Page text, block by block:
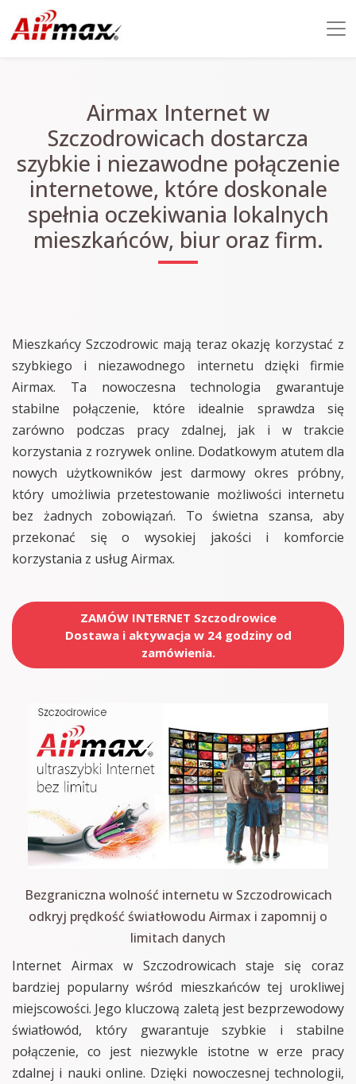
Airmax Internet w
Szczodrowicach dostarcza
szybkie i niezawodne połączenie
internetowe, które doskonale
spełnia oczekiwania lokalnych
mieszkańców, biur oraz firm.
Mieszkańcy Szczodrowic mają teraz okazję korzystać z
szybkiego i niezawodnego internetu dzięki firmie
Airmax. Ta nowoczesna technologia gwarantuje
stabilne połączenie, które idealnie sprawdza się
zarówno podczas pracy zdalnej, jak i w trakcie
korzystania z rozrywek online. Dodatkowym atutem dla
nowych użytkowników jest darmowy okres próbny,
który umożliwia przetestowanie możliwości internetu
bez żadnych zobowiązań. To świetna szansa, aby
przekonać się o wysokiej jakości i komforcie
korzystania z usług Airmax.
ZAMÓW INTERNET Szczodrowice
Dostawa i aktywacja w 24 godziny od
zamówienia.
Bezgraniczna wolność internetu w Szczodrowicach
odkryj prędkość światłowodu Airmax i zapomnij o
limitach danych
Internet Airmax w Szczodrowicach staje się coraz
bardziej popularny wśród mieszkańców tej urokliwej
miejscowości. Jego kluczową zaletą jest bezprzewodowy
światłowód, który gwarantuje szybkie i stabilne
połączenie, co jest niezwykle istotne w erze pracy
zdalnej i nauki online. Dzięki nowoczesnej technologii,